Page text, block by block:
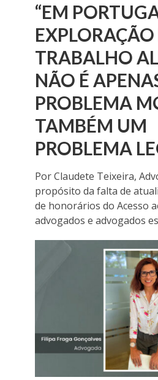
“EM
TRABALHO
NÃO É
PROBLEMA
TAMBÉM UM
PROBLEMA
Por Claudete Teixeira,
propósito da falta de
de honorários do Acesso
advogados e advogados